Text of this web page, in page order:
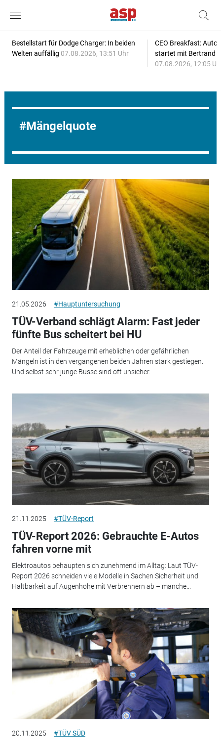
Bestellstart für Dodge Charger: In beiden
Welten auffällig 07.08.2026, 13:51 Uhr
CEO Breakfast:
startet mit Bertrand
07.08.2026, 12:05
Mängelquote
21.05.2026 #Hauptuntersuchung
TÜV-Verband schlägt Alarm: Fast jeder
fünfte Bus scheitert bei HU
Der Anteil der Fahrzeuge mit erheblichen oder gefährlichen
Mängeln ist in den vergangenen beiden Jahren stark gestiegen.
Und selbst sehr junge Busse sind oft unsicher.
21.11.2025 #TÜV-Report
TÜV-Report 2026: Gebrauchte E-Autos
fahren vorne mit
Elektroautos behaupten sich zunehmend im Alltag: Laut TÜV-
Report 2026 schneiden viele Modelle in Sachen Sicherheit und
Haltbarkeit auf Augenhöhe mit Verbrennern ab – manche...
20.11.2025 #TÜV SÜD